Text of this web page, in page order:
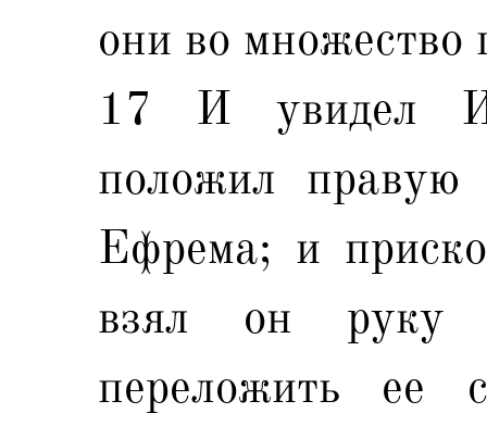
они во множество
17 И увидел
положил
Ефрема; и
взял он руку
переложить ее